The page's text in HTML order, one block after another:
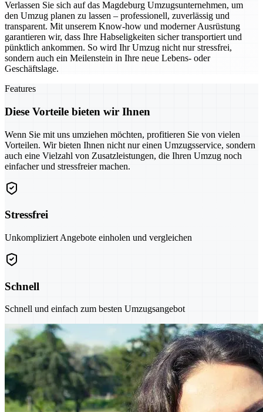
Verlassen Sie sich auf das Magdeburg Umzugsunternehmen, um
den Umzug planen zu lassen – professionell, zuverlässig und
transparent. Mit unserem Know-how und moderner Ausrüstung
garantieren wir, dass Ihre Habseligkeiten sicher transportiert und
pünktlich ankommen. So wird Ihr Umzug nicht nur stressfrei,
sondern auch ein Meilenstein in Ihre neue Lebens- oder
Geschäftslage.
Features
Diese Vorteile bieten wir Ihnen
Wenn Sie mit uns umziehen möchten, profitieren Sie von vielen
Vorteilen. Wir bieten Ihnen nicht nur einen Umzugsservice, sondern
auch eine Vielzahl von Zusatzleistungen, die Ihren Umzug noch
einfacher und stressfreier machen.
Stressfrei
Unkompliziert Angebote einholen und vergleichen
Schnell
Schnell und einfach zum besten Umzugsangebot